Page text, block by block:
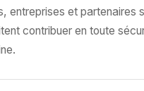
entreprises et partenaires
contribuer en toute